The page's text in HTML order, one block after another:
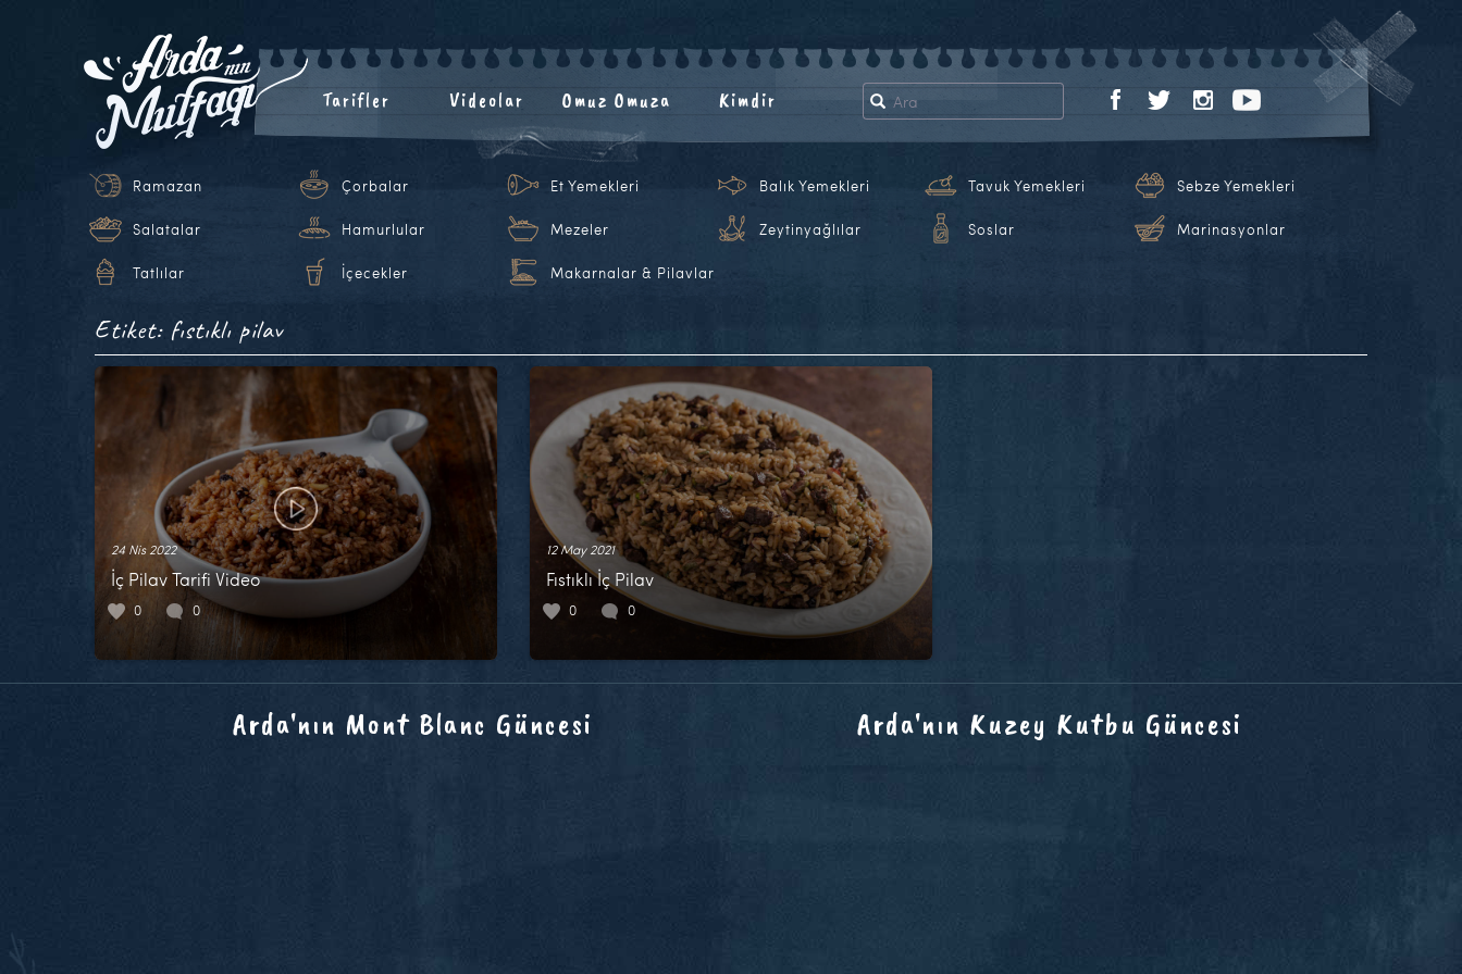
Tarifler Videolar Omuz Omuza Kimdir
Ramazan Çorbalar Et Yemekleri Balık Yemekleri Tavuk Yemekleri Sebze Yemekleri
Salatalar Hamurlular Mezeler Zeytinyağlılar Soslar Marinasyonlar
Tatlılar İçecekler Makarnalar & Pilavlar
Etiket: fıstıklı pilav
24 Nis 2022
İç Pilav Tarifi Video
0 0
12 May 2021
Fıstıklı İç Pilav
0 0
Arda'nın Mont Blanc Güncesi Arda'nın Kuzey Kutbu Güncesi